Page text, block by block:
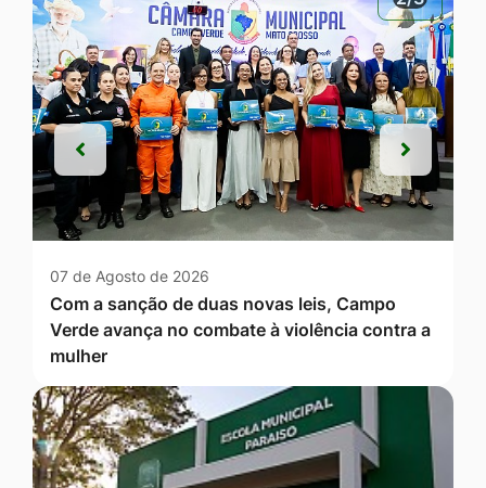
07 de Agosto de 2026
Com a sanção de duas novas leis, Campo
Verde avança no combate à violência contra a
mulher
Anterior
Anterior Próxima